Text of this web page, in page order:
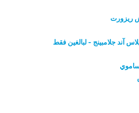
ريزورت
آند جلامبينج - لبالغين فقط